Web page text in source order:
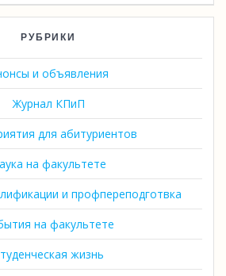
РУБРИКИ
и объявления
Журнал КПиП
для абитуриентов
на факультете
и профпереподготвка
на факультете
жизнь